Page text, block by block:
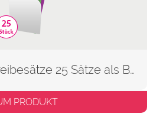
Selbstdurchschreibesätze 25 Sätze als Block
PRODUKT